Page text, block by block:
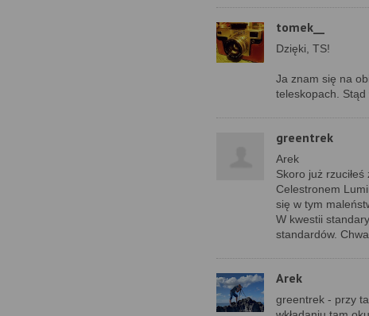
tomek__
Dzięki, TS!
Ja znam się na
teleskopach.
greentrek
Arek
Skoro już
Celestronem
się w tym
W kwestii
standardów.
Arek
greentrek - przy